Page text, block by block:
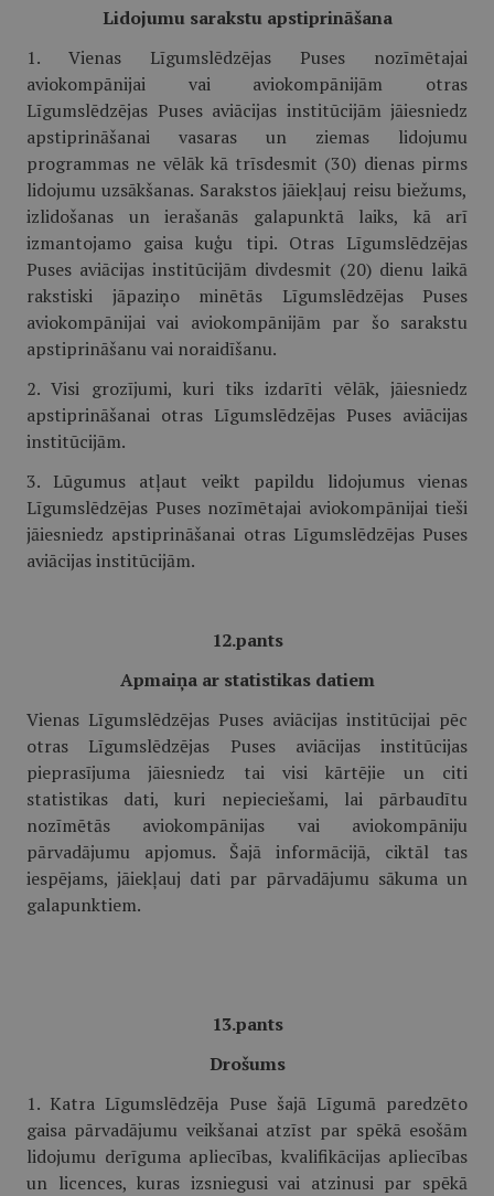
Lidojumu sarakstu apstiprināšana
1. Vienas Līgumslēdzējas Puses nozīmētajai
aviokompānijai vai aviokompānijām otras
Līgumslēdzējas Puses aviācijas institūcijām jāiesniedz
apstiprināšanai vasaras un ziemas lidojumu
programmas ne vēlāk kā trīsdesmit (30) dienas pirms
lidojumu uzsākšanas. Sarakstos jāiekļauj reisu biežums,
izlidošanas un ierašanās galapunktā laiks, kā arī
izmantojamo gaisa kuģu tipi. Otras Līgumslēdzējas
Puses aviācijas institūcijām divdesmit (20) dienu laikā
rakstiski jāpaziņo minētās Līgumslēdzējas Puses
aviokompānijai vai aviokompānijām par šo sarakstu
apstiprināšanu vai noraidīšanu.
2. Visi grozījumi, kuri tiks izdarīti vēlāk, jāiesniedz
apstiprināšanai otras Līgumslēdzējas Puses aviācijas
institūcijām.
3. Lūgumus atļaut veikt papildu lidojumus vienas
Līgumslēdzējas Puses nozīmētajai aviokompānijai tieši
jāiesniedz apstiprināšanai otras Līgumslēdzējas Puses
aviācijas institūcijām.
12.pants
Apmaiņa ar statistikas datiem
Vienas Līgumslēdzējas Puses aviācijas institūcijai pēc
otras Līgumslēdzējas Puses aviācijas institūcijas
pieprasījuma jāiesniedz tai visi kārtējie un citi
statistikas dati, kuri nepieciešami, lai pārbaudītu
nozīmētās aviokompānijas vai aviokompāniju
pārvadājumu apjomus. Šajā informācijā, ciktāl tas
iespējams, jāiekļauj dati par pārvadājumu sākuma un
galapunktiem.
13.pants
Drošums
1. Katra Līgumslēdzēja Puse šajā Līgumā paredzēto
gaisa pārvadājumu veikšanai atzīst par spēkā esošām
lidojumu derīguma apliecības, kvalifikācijas apliecības
un licences, kuras izsniegusi vai atzinusi par spēkā